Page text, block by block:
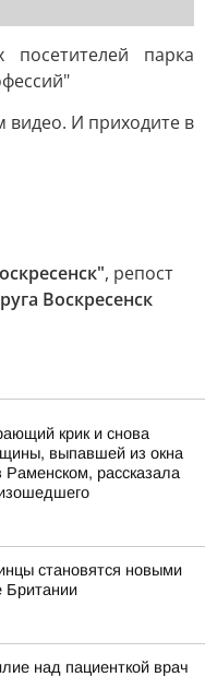
парка
видео. И приходите в
, репост
Воскресенск
крик и снова
выпавшей из окна
рассказала
становятся новыми
Британии
над пациенткой врач